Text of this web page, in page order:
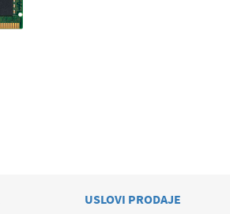
USLOVI PRODAJE